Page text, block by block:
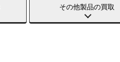
その他製品の買取